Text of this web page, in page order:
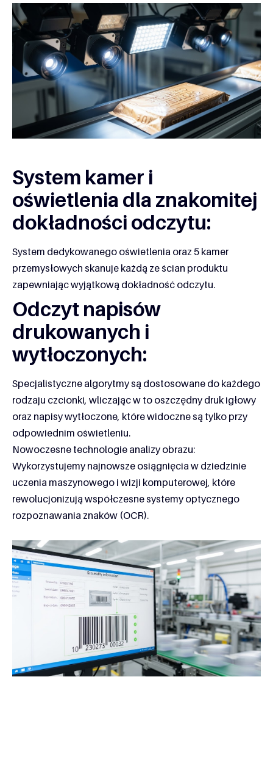
System kamer i
oświetlenia dla znakomitej
dokładności odczytu:
System dedykowanego oświetlenia oraz 5 kamer
przemysłowych skanuje każdą ze ścian produktu
zapewniając wyjątkową dokładność odczytu.
Odczyt napisów
drukowanych i
wytłoczonych:
Specjalistyczne algorytmy są dostosowane do każdego
rodzaju czcionki, wliczając w to oszczędny druk igłowy
oraz napisy wytłoczone, które widoczne są tylko przy
odpowiednim oświetleniu.
Nowoczesne technologie analizy obrazu:
Wykorzystujemy najnowsze osiągnięcia w dziedzinie
uczenia maszynowego i wizji komputerowej, które
rewolucjonizują współczesne systemy optycznego
rozpoznawania znaków (OCR).